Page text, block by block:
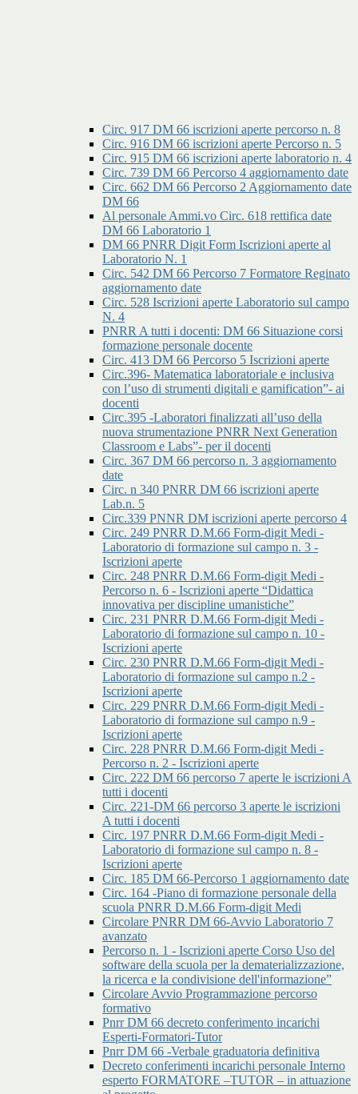
Circ. 917 DM 66 iscrizioni aperte percorso n. 8
Circ. 916 DM 66 iscrizioni aperte Percorso n. 5
Circ. 915 DM 66 iscrizioni aperte laboratorio n. 4
Circ. 739 DM 66 Percorso 4 aggiornamento date
Circ. 662 DM 66 Percorso 2 Aggiornamento date
DM 66
Al personale Ammi.vo Circ. 618 rettifica date
DM 66 Laboratorio 1
DM 66 PNRR Digit Form Iscrizioni aperte al
Laboratorio N. 1
Circ. 542 DM 66 Percorso 7 Formatore Reginato
aggiornamento date
Circ. 528 Iscrizioni aperte Laboratorio sul campo
N. 4
PNRR A tutti i docenti: DM 66 Situazione corsi
formazione personale docente
Circ. 413 DM 66 Percorso 5 Iscrizioni aperte
Circ.396- Matematica laboratoriale e inclusiva
con l’uso di strumenti digitali e gamification”- ai
docenti
Circ.395 -Laboratori finalizzati all’uso della
nuova strumentazione PNRR Next Generation
Classroom e Labs”- per il docenti
Circ. 367 DM 66 percorso n. 3 aggiornamento
date
Circ. n 340 PNRR DM 66 iscrizioni aperte
Lab.n. 5
Circ.339 PNNR DM iscrizioni aperte percorso 4
Circ. 249 PNRR D.M.66 Form-digit Medi -
Laboratorio di formazione sul campo n. 3 -
Iscrizioni aperte
Circ. 248 PNRR D.M.66 Form-digit Medi -
Percorso n. 6 - Iscrizioni aperte “Didattica
innovativa per discipline umanistiche”
Circ. 231 PNRR D.M.66 Form-digit Medi -
Laboratorio di formazione sul campo n. 10 -
Iscrizioni aperte
Circ. 230 PNRR D.M.66 Form-digit Medi -
Laboratorio di formazione sul campo n.2 -
Iscrizioni aperte
Circ. 229 PNRR D.M.66 Form-digit Medi -
Laboratorio di formazione sul campo n.9 -
Iscrizioni aperte
Circ. 228 PNRR D.M.66 Form-digit Medi -
Percorso n. 2 - Iscrizioni aperte
Circ. 222 DM 66 percorso 7 aperte le iscrizioni A
tutti i docenti
Circ. 221-DM 66 percorso 3 aperte le iscrizioni
A tutti i docenti
Circ. 197 PNRR D.M.66 Form-digit Medi -
Laboratorio di formazione sul campo n. 8 -
Iscrizioni aperte
Circ. 185 DM 66-Percorso 1 aggiornamento date
Circ. 164 -Piano di formazione personale della
scuola PNRR D.M.66 Form-digit Medi
Circolare PNRR DM 66-Avvio Laboratorio 7
avanzato
Percorso n. 1 - Iscrizioni aperte Corso Uso del
software della scuola per la dematerializzazione,
la ricerca e la condivisione dell'informazione”
Circolare Avvio Programmazione percorso
formativo
Pnrr DM 66 decreto conferimento incarichi
Esperti-Formatori-Tutor
Pnrr DM 66 -Verbale graduatoria definitiva
Decreto conferimenti incarichi personale Interno
esperto FORMATORE –TUTOR – in attuazione